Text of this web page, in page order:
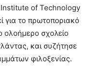
of Technology
για το πρωτοποριακό
ολοήμερο σχολείο
και συζήτησε
φιλοξενίας.